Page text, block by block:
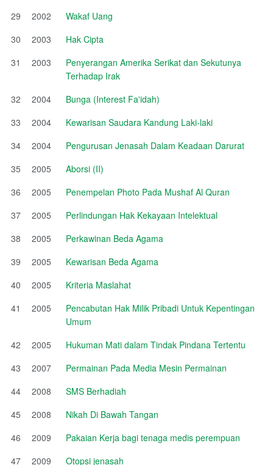
29
2002
Wakaf Uang
30
2003
Hak Cipta
31
2003
Penyerangan Amerika Serikat dan Sekutunya
Terhadap Irak
32
2004
Bunga (Interest Fa'idah)
33
2004
Kewarisan Saudara Kandung Laki-laki
34
2004
Pengurusan Jenasah Dalam Keadaan Darurat
35
2005
Aborsi (II)
36
2005
Penempelan Photo Pada Mushaf Al Quran
37
2005
Perlindungan Hak Kekayaan Intelektual
38
2005
Perkawinan Beda Agama
39
2005
Kewarisan Beda Agama
40
2005
Kriteria Maslahat
41
2005
Pencabutan Hak Milik Pribadi Untuk Kepentingan
Umum
42
2005
Hukuman Mati dalam Tindak Pindana Tertentu
43
2007
Permainan Pada Media Mesin Permainan
44
2008
SMS Berhadiah
45
2008
Nikah Di Bawah Tangan
46
2009
Pakaian Kerja bagi tenaga medis perempuan
47
2009
Otopsi jenasah